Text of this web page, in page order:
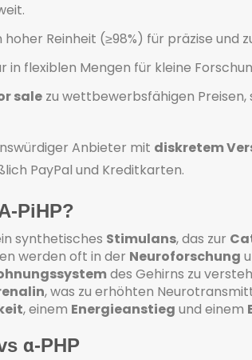
hoher Reinheit (≥98%) für präzise und
in flexiblen Mengen für kleine
sale zu wettbewerbsfähigen Preisen,
Anbieter mit diskretem
PayPal und Kreditkarten.
PiHP?
synthetisches Stimulans, das zur
werden oft in der Neuroforschung
des Gehirns zu
, was zu erhöhten
, einem Energieanstieg und einem
α-PHP